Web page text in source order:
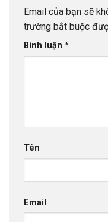
Email của bạn sẽ
trường bắt buộc
Bình luận *
Tên
Email